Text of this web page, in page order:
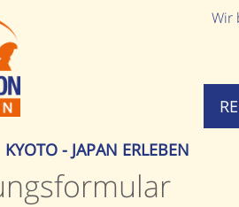
Wir
KYOTO - JAPAN ERLEBEN